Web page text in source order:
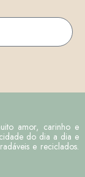
amor, carinho e
do dia a dia e
e reciclados.